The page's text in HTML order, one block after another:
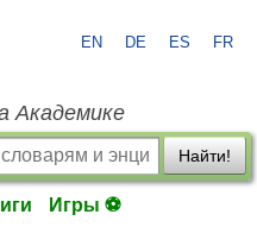
EN DE ES FR
Академике
Найти!
Игры ⚽